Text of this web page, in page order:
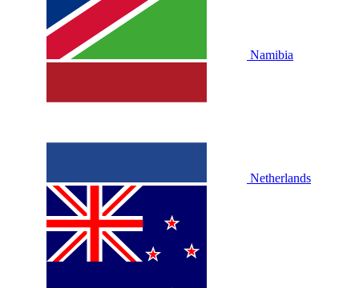
Namibia
Netherlands